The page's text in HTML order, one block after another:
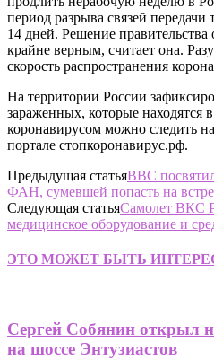
период разрыва связей
14 дней. Решение
крайне верным, считает она.
скорость распространения
На территории России
зараженных, которые находятся
коронавирусом можно следить на
портале стопкоронавирус.рф.
Предыдущая статьяBBC
ФАН, сумевшей попасть на
Следующая статьяСамолет ВКС
медицинское оборудование и
ЭТО МОЖЕТ БЫТЬ
Сергей Собянин открыл
на шоссе Энтузиастов